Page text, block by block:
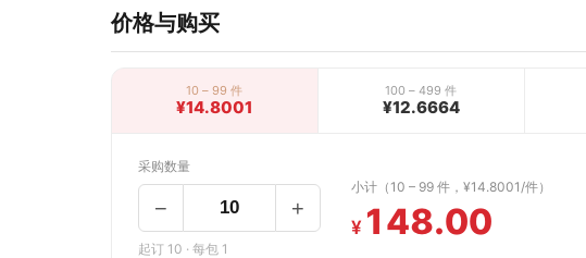
价格与购买
10 – 99 件
¥14.8001
100 – 499 件
¥12.6664
采购数量
− +
起订 10 · 每包 1
小计（10 – 99 件，¥14.8001/件）
¥ 148.00